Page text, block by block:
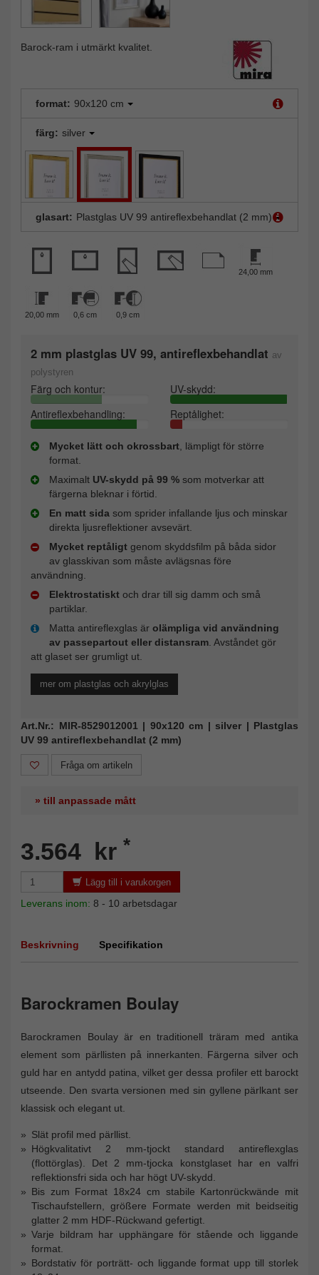
Barock-ram i utmärkt kvalitet.
format: 90x120 cm
färg: silver
glasart: Plastglas UV 99 antireflexbehandlat (2 mm)
24,00 mm
20,00 mm 0,6 cm 0,9 cm
2 mm plastglas UV 99, antireflexbehandlat av
polystyren
Färg och kontur:
UV-skydd:
Antireflexbehandling:
Reptålighet:
Mycket lätt och okrossbart, lämpligt för större
format.
Maximalt UV-skydd på 99 % som motverkar att
färgerna bleknar i förtid.
En matt sida som sprider infallande ljus och minskar
direkta ljusreflektioner avsevärt.
Mycket reptåligt genom skyddsfilm på båda sidor
av glasskivan som måste avlägsnas före
användning.
Elektrostatiskt och drar till sig damm och små
partiklar.
Matta antireflexglas är olämpliga vid användning
av passepartout eller distansram. Avståndet gör
att glaset ser grumligt ut.
mer om plastglas och akrylglas
Art.Nr.: MIR-8529012001 | 90x120 cm | silver | Plastglas
UV 99 antireflexbehandlat (2 mm)
Fråga om artikeln
» till anpassade mått
3.564 kr *
Lägg till i varukorgen
Leverans inom: 8 - 10 arbetsdagar
Beskrivning Specifikation
Barockramen Boulay
Barockramen Boulay är en traditionell träram med antika
element som pärllisten på innerkanten. Färgerna silver och
guld har en antydd patina, vilket ger dessa profiler ett barockt
utseende. Den svarta versionen med sin gyllene pärlkant ser
klassisk och elegant ut.
Slät profil med pärllist.
Högkvalitativt 2 mm-tjockt standard antireflexglas
(flottörglas). Det 2 mm-tjocka konstglaset har en valfri
reflektionsfri sida och har högt UV-skydd.
Bis zum Format 18x24 cm stabile Kartonrückwände mit
Tischaufstellern, größere Formate werden mit beidseitig
glatter 2 mm HDF-Rückwand gefertigt.
Varje bildram har upphängare för stående och liggande
format.
Bordstativ för porträtt- och liggande format upp till storlek